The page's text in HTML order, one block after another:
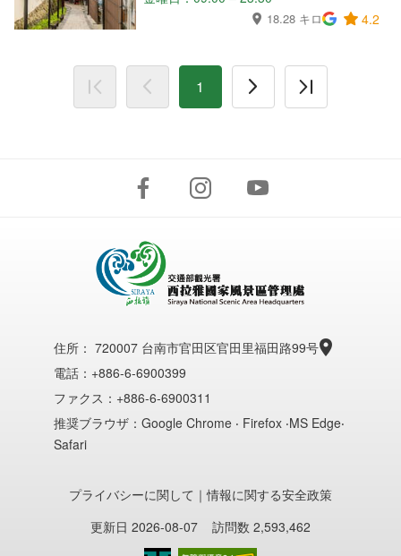
18.28 キロ 4.2
1
住所： 720007 台南市官田区官田里福田路99号
電話：+886-6-6900399
ファクス：+886-6-6900311
推奨ブラウザ：Google Chrome ‧ Firefox ‧MS Edge‧
Safari
プライバシーに関して ｜情報に関する安全政策
更新日 2026-08-07
訪問数 2,593,462